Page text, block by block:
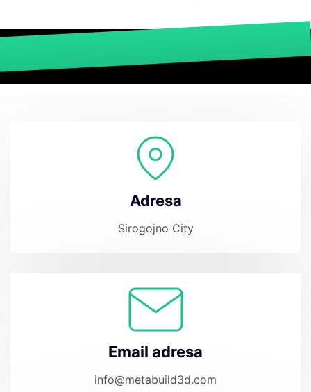
Adresa
Sirogojno City
Email adresa
info@metabuild3d.com